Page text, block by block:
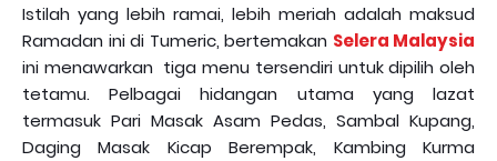
Istilah yang lebih ramai, lebih meriah adalah maksud
Ramadan ini di Tumeric, bertemakan Selera Malaysia
ini menawarkan tiga menu tersendiri untuk dipilih oleh
tetamu. Pelbagai hidangan utama yang lazat
termasuk Pari Masak Asam Pedas, Sambal Kupang,
Daging Masak Kicap Berempak, Kambing Kurma